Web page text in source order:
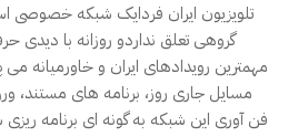
تلویزیون ایران فردایک شبکه
گروهی تعلق نداردو روزانه با دیدی
مسایل جاری روز، برنامه های مستند،
فن آوری این شبکه به گونه ای برنامه